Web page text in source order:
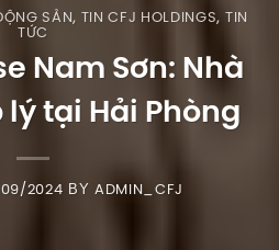
SẢN, TIN CFJ HOLDINGS, TIN
TỨC
Nam Sơn: Nhà
tại Hải Phòng
2024 BYADMIN_CFJ